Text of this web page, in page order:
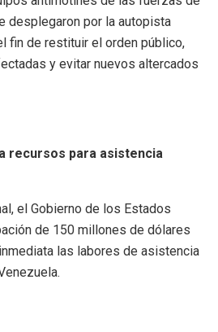
desplegaron por la autopista
fin de restituir el orden público,
y evitar nuevos altercados
recursos para asistencia
el Gobierno de los Estados
de 150 millones de dólares
las labores de asistencia